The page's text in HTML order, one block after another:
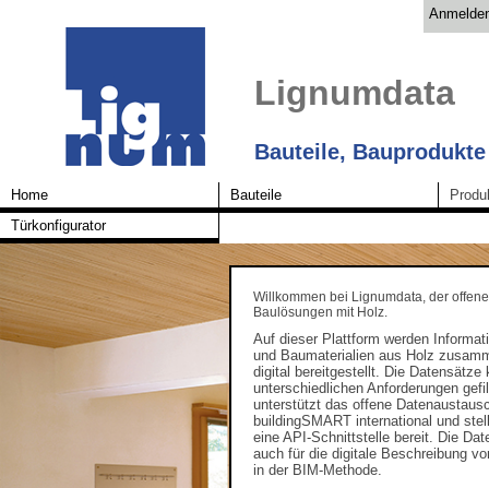
Lignumdata
Bauteile,
Home Bauteile
Türkonfigurator
Willkommen bei Lignumdata, der
Baulösungen mit Holz.
Auf dieser Plattform werden
und Baumaterialien aus Holz
digital bereitgestellt. Die Datensätze
unterschiedlichen Anforderungen
unterstützt das offene
buildingSMART international und
eine API-Schnittstelle bereit. Die
auch für die digitale Beschreibung
in der BIM-Methode.